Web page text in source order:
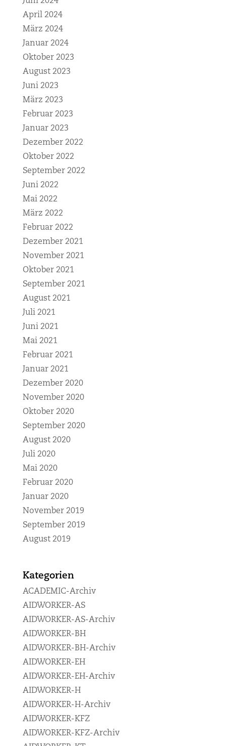
April 2024
März 2024
Januar 2024
Oktober 2023
August 2023
Juni 2023
März 2023
Februar 2023
Januar 2023
Dezember 2022
Oktober 2022
September 2022
Juni 2022
Mai 2022
März 2022
Februar 2022
Dezember 2021
November 2021
Oktober 2021
September 2021
August 2021
Juli 2021
Juni 2021
Mai 2021
Februar 2021
Januar 2021
Dezember 2020
November 2020
Oktober 2020
September 2020
August 2020
Juli 2020
Mai 2020
Februar 2020
Januar 2020
November 2019
September 2019
August 2019
Kategorien
ACADEMIC-Archiv
AIDWORKER-AS
AIDWORKER-AS-Archiv
AIDWORKER-BH
AIDWORKER-BH-Archiv
AIDWORKER-EH
AIDWORKER-EH-Archiv
AIDWORKER-H
AIDWORKER-H-Archiv
AIDWORKER-KFZ
AIDWORKER-KFZ-Archiv